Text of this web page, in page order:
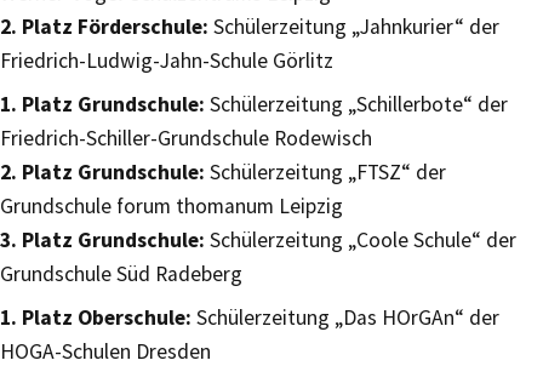
2. Platz Förderschule: Schülerzeitung „Jahnkurier“ der
Friedrich-Ludwig-Jahn-Schule Görlitz
1. Platz Grundschule: Schülerzeitung „Schillerbote“ der
Friedrich-Schiller-Grundschule Rodewisch
2. Platz Grundschule: Schülerzeitung „FTSZ“ der
Grundschule forum thomanum Leipzig
3. Platz Grundschule: Schülerzeitung „Coole Schule“ der
Grundschule Süd Radeberg
1. Platz Oberschule: Schülerzeitung „Das HOrGAn“ der
HOGA-Schulen Dresden